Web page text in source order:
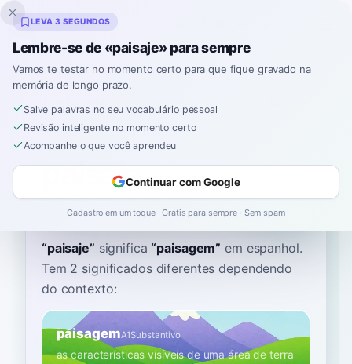
Inklingo
Início›Espanhol›Dicionário›paisaje
paisaje
pie-SAH-hay paiˈsaxe
“paisaje” significa “paisagem” em espanhol.
Tem 2 significados diferentes dependendo
do contexto:
paisagemA1Substantivo
as características visíveis de uma área de terra
LEVA 3 SEGUNDOS
Lembre-se de «paisaje» para sempre
Vamos te testar no momento certo para que fique gravado na
memória de longo prazo.
Salve palavras no seu vocabulário pessoal
Revisão inteligente no momento certo
Acompanhe o que você aprendeu
Continuar com Google
Cadastro em um toque · Grátis para sempre · Sem spam